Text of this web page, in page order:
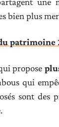
bien plus
patrimoine
propose
qui
sont des